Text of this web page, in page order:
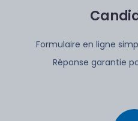
Formulaire en ligne
Réponse garantie